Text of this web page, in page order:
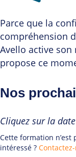
Parce que la
compréhension
Avello active son
propose ce
Nos
Cliquez sur la
Cette formation n’est
intéressé ?